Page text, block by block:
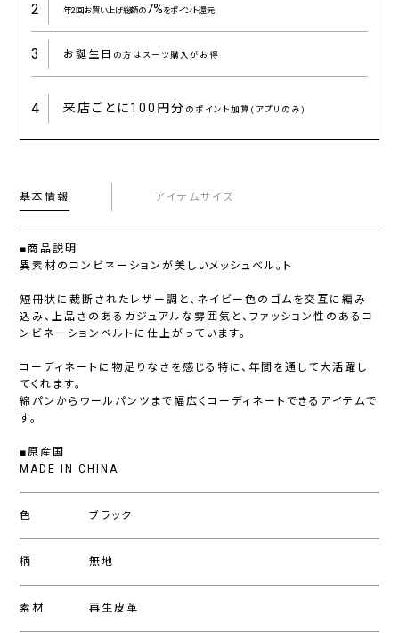
2 年2回お買い上げ総額の7%をポイント還元
3 お誕生日 の方はスーツ購入がお得
4 来店ごとに100円分 のポイント加算(アプリのみ)
基本情報 アイテムサイズ
■商品説明
異素材のコンビネーションが美しいメッシュベル。ト
短冊状に裁断されたレザー調と、ネイビー色のゴムを交互に編み
込み、上品さのあるカジュアルな雰囲気と、ファッション性のあるコ
ンビネーションベルトに仕上がっています。
コーディネートに物足りなさを感じる特に、年間を通して大活躍し
てくれます。
綿パンからウールパンツまで幅広くコーディネートできるアイテムで
す。
■原産国
MADE IN CHINA
色 ブラック
柄 無地
素材 再生皮革